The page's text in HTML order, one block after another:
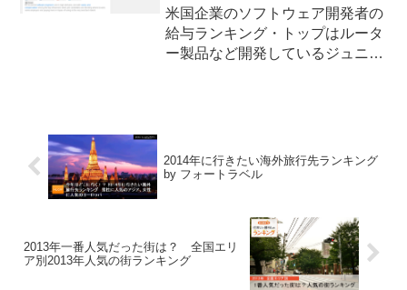
ベスト25
米国企業のソフトウェア開発者の
給与ランキング・トップはルータ
ー製品など開発しているジュニパ
17日（...
2014年に行きたい海外旅行先ランキング
by フォートラベル
2013年一番人気だった街は？ 全国エリ
ア別2013年人気の街ランキング